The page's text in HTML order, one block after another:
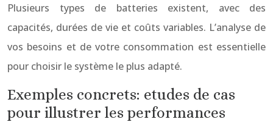
Plusieurs types de batteries existent, avec des
capacités, durées de vie et coûts variables. L’analyse de
vos besoins et de votre consommation est essentielle
pour choisir le système le plus adapté.
Exemples concrets: etudes de cas
pour illustrer les performances